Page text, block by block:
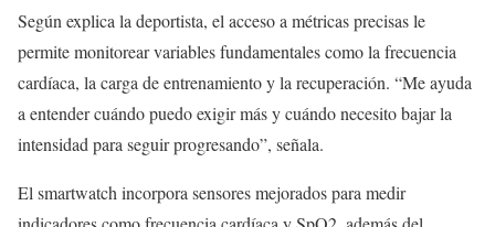
Según explica la deportista, el acceso a métricas precisas le
permite monitorear variables fundamentales como la frecuencia
cardíaca, la carga de entrenamiento y la recuperación. “Me ayuda
a entender cuándo puedo exigir más y cuándo necesito bajar la
intensidad para seguir progresando”, señala.
El smartwatch incorpora sensores mejorados para medir